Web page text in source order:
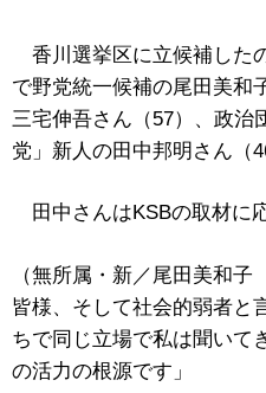
香川選挙区に立候補した
で野党統一候補の尾田美和
三宅伸吾さん（57）、政治
党」新人の田中邦明さん（
田中さんはKSBの取材に
（無所属・新／尾田美和
皆様、そして社会的弱者と
ちで同じ立場で私は聞いて
の活力の根源です」